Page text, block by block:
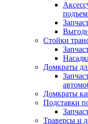
Стойки
Домкраты
Домкраты
Подставки
Траверсы и